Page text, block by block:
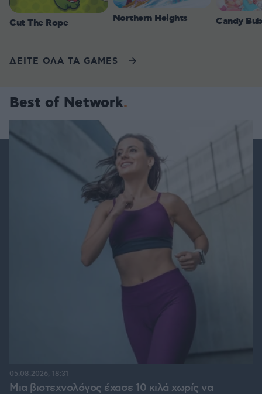
Cut The Rope Northern Heights Candy
ΔΕΙΤΕ ΟΛΑ ΤΑ GAMES
Best of Network
Μια βιοτεχνολόγος έχασε 10 κιλά χωρίς να
05.08.2026, 18:31